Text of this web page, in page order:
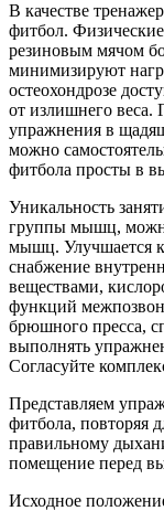
В качестве
фитбол.
резиновым мячом
минимизируют
остеохондрозе
от излишнего веса.
упражнения в
можно
фитбола просты в
Уникальность
группы мышц,
мышц. Улучшается
снабжение
веществами,
функций
брюшного пресса,
выполнять
Согласуйте
Представляем
фитбола, повторяя
правильному
помещение перед
Исходное